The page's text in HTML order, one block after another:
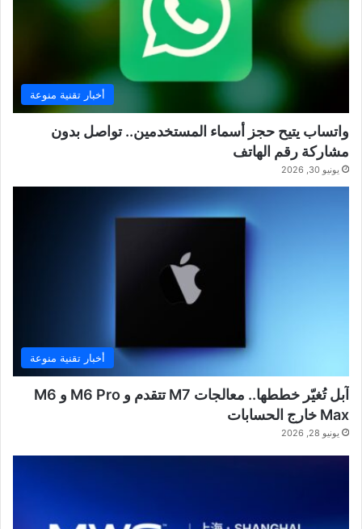
أخبار تقنية منوعة
واتساب يتيح حجز أسماء المستخدمين.. تواصل بدون
مشاركة رقم الهاتف
يونيو 30, 2026
أخبار تقنية منوعة
آبل تُغيّر خططها.. معالجات M7 تتقدم و M6 Pro و M6
Max خارج الحسابات
يونيو 28, 2026